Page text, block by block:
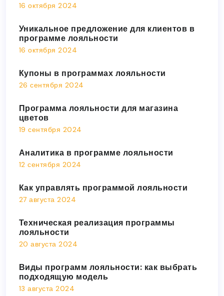
16 октября 2024
Уникальное предложение для клиентов в
программе лояльности
16 октября 2024
Купоны в программах лояльности
26 сентября 2024
Программа лояльности для магазина
цветов
19 сентября 2024
Аналитика в программе лояльности
12 сентября 2024
Как управлять программой лояльности
27 августа 2024
Техническая реализация программы
лояльности
20 августа 2024
Виды программ лояльности: как выбрать
подходящую модель
13 августа 2024